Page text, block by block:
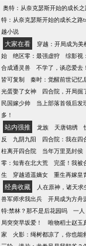
奥特：从奈克瑟斯开始的成长
特：从奈克瑟斯开始的成长之路
越小说
大家在看 穿越：开局成为美
始
绝区零：最强虚狩 综影视
合成通灵兽
不学了，谈恋爱去！
皆可复制
秦时：觉醒前世记忆
光蛋娶了女神
四合院，开局掘
民国嫁少帅
当上部落首领后发
多！
站内强推 龙族 天唐锦绣
反
九阴九阳 四合院：我在四
柱离开四合院
当年万里觅封侯
零：知青在北大荒
完蛋！我被
生
穿越逍遥嫡女 重生再嫁皇
经典收藏 人在原神，诸天求
兽军师求我出兵
开局成为方舟
特:禁林？那不是后花园吗
一
局突突早坂爱！
唯物稻士赵玉
家
火影：绳树都凉了，你也能